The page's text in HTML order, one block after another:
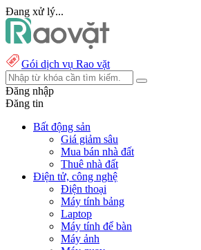
Đang xử lý...
Gói dịch vụ Rao vặt
Đăng nhập
Đăng tin
Bất động sản
Giá giảm sâu
Mua bán nhà đất
Thuê nhà đất
Điện tử, công nghệ
Điện thoại
Máy tính bảng
Laptop
Máy tính để bàn
Máy ảnh